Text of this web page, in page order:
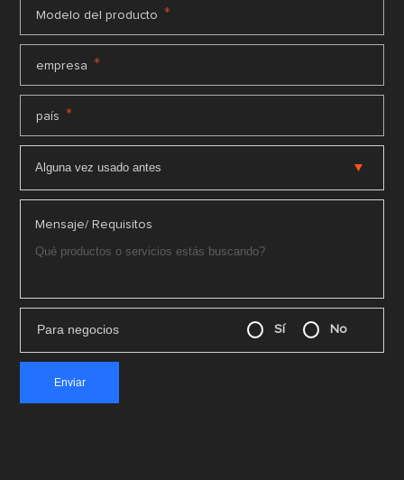
Modelo del producto *
empresa *
país *
Mensaje/ Requisitos
Para negocios Sí No